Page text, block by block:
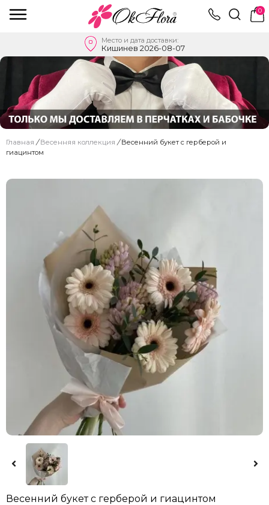
0
Место и дата доставки:
Кишинев 2026-08-07
Главная / Весенняя коллекция / Весенний букет с герберой и
гиацинтом
Весенний букет с герберой и гиацинтом